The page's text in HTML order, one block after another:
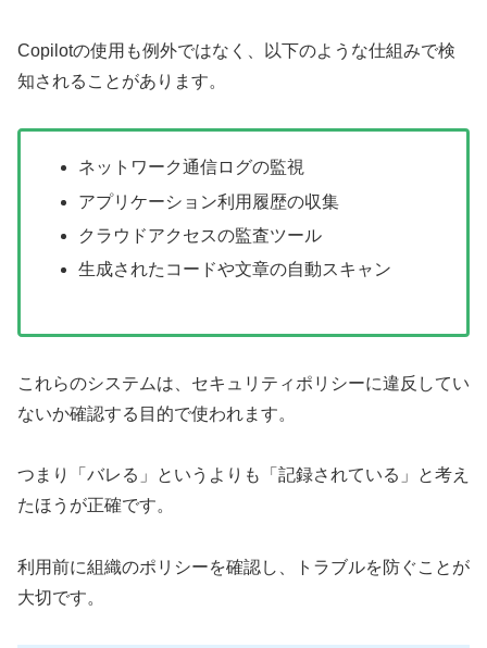
Copilotの使用も例外ではなく、以下のような仕組みで検
知されることがあります。
ネットワーク通信ログの監視
アプリケーション利用履歴の収集
クラウドアクセスの監査ツール
生成されたコードや文章の自動スキャン
これらのシステムは、セキュリティポリシーに違反してい
ないか確認する目的で使われます。
つまり「バレる」というよりも「記録されている」と考え
たほうが正確です。
利用前に組織のポリシーを確認し、トラブルを防ぐことが
大切です。